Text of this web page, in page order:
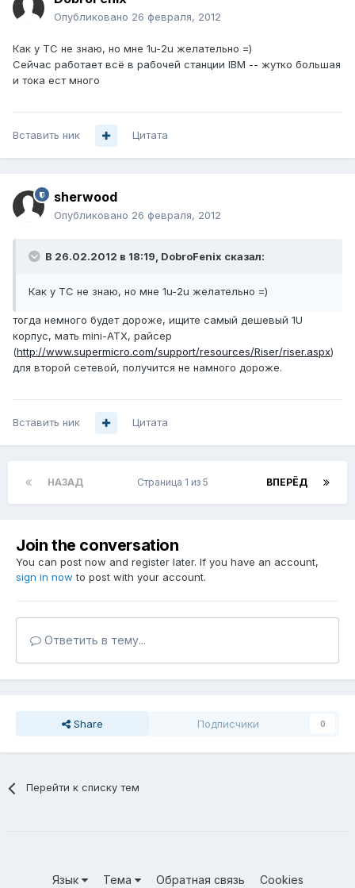
Опубликовано 26 февраля, 2012
Как у ТС не знаю, но мне 1u-2u желательно =)
Сейчас работает всё в рабочей станции IBM -- жутко большая
и тока ест много
Вставить ник Цитата
sherwood
Опубликовано 26 февраля, 2012
В 26.02.2012 в 18:19, DobroFenix сказал:
Как у ТС не знаю, но мне 1u-2u желательно =)
тогда немного будет дороже, ищите самый дешевый 1U
корпус, мать mini-ATX, райсер
(http://www.supermicro.com/support/resources/Riser/riser.aspx)
для второй сетевой, получится не намного дороже.
Вставить ник Цитата
НАЗАД ВПЕРЁД
Страница 1 из 5
Join the conversation
You can post now and register later. If you have an account,
sign in now to post with your account.
Ответить в тему...
Share Подписчики 0
Перейти к списку тем
Язык Тема Обратная связь Cookies